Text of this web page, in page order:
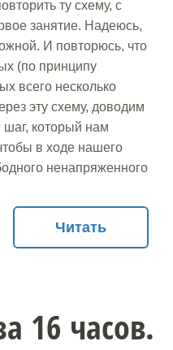
ту схему, с
занятие. Надеюсь,
И повторюсь, что
(по принципу
всего несколько
эту схему, доводим
который нам
в ходе нашего
ненапряженного
Читать
16 часов.